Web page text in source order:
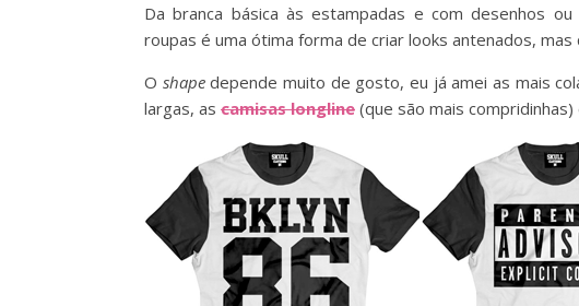
Da branca básica às estampadas e com desenhos
roupas é uma ótima forma de criar looks antenados,
O shapedepende muito de gosto, eu já amei as mais
largas, as camisas longline (que são mais